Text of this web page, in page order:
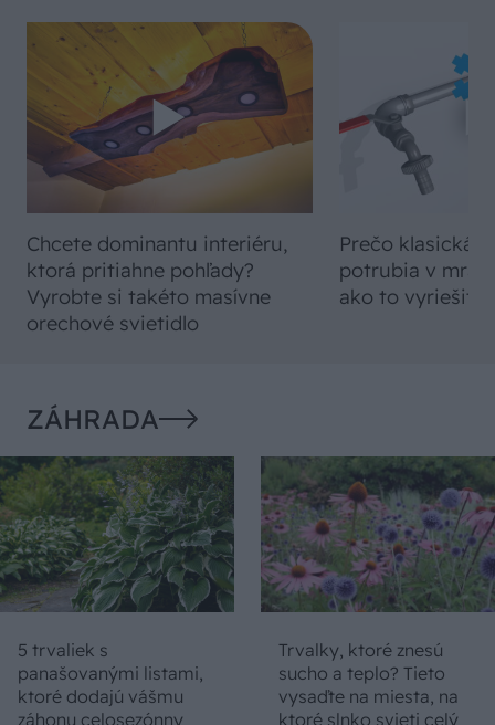
Chcete dominantu interiéru,
ktorá pritiahne pohľady?
Vyrobte si takéto masívne
orechové svietidlo
Prečo klasická
potrubia v
ako to vyriešiť
ZÁHRADA
5 trvaliek s
panašovanými listami,
ktoré dodajú vášmu
záhonu celosezónny
Trvalky, ktoré znesú
sucho a teplo? Tieto
vysaďte na miesta, na
ktoré slnko svieti celý